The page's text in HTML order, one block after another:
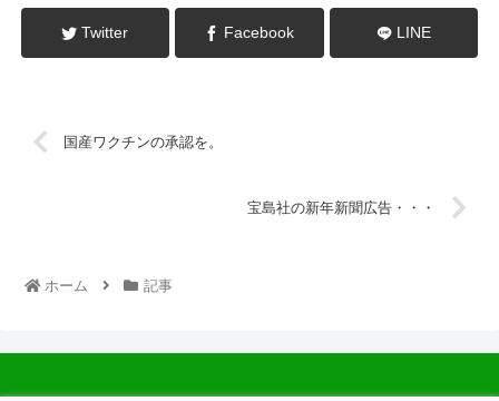
Twitter Facebook LINE
国産ワクチンの承認を。
宝島社の新年新聞広告・・・
ホーム 記事